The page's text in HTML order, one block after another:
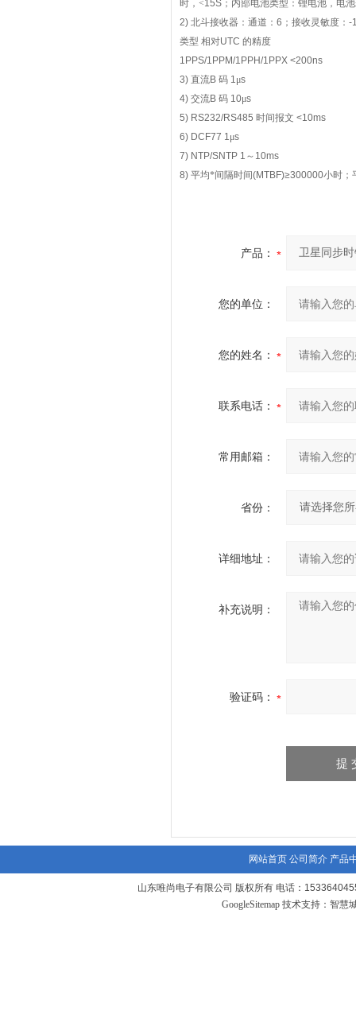
时，<15S ；内部电池类型：锂电池，电
2) 北斗接收器：通道： 6 ；接收灵敏度： -
类型 相对UTC 的精度
1PPS/1PPM/1PPH/1PPX <200ns
3) 直流B 码 1μs
4) 交流B 码 10μs
5) RS232/RS485 时间报文 <10ms
6) DCF77 1μs
7) NTP/SNTP 1 ～ 10ms
8) 平均*间隔时间(MTBF)≥300000小时；
产品：
您的单位：
您的姓名：
联系电话：
常用邮箱：
省份：
详细地址：
补充说明：
验证码：
网站首页 公司简介 产品
山东唯尚电子有限公司 版权所有 电话：
GoogleSitemap技术支持： 智慧